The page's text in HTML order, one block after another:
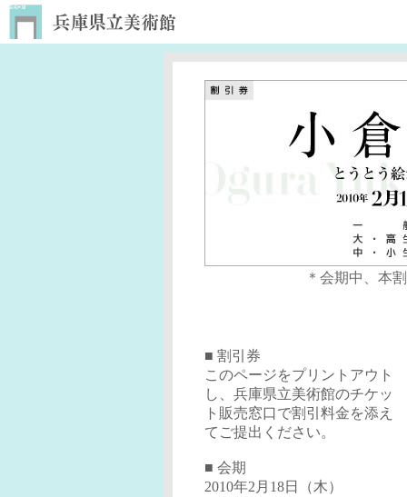
＊会期中、本
■ 割引券
このページをプリントアウト
し、兵庫県立美術館のチケッ
ト販売窓口で割引料金を添え
てご提出ください。
■ 会期
2010年2月18日（木）